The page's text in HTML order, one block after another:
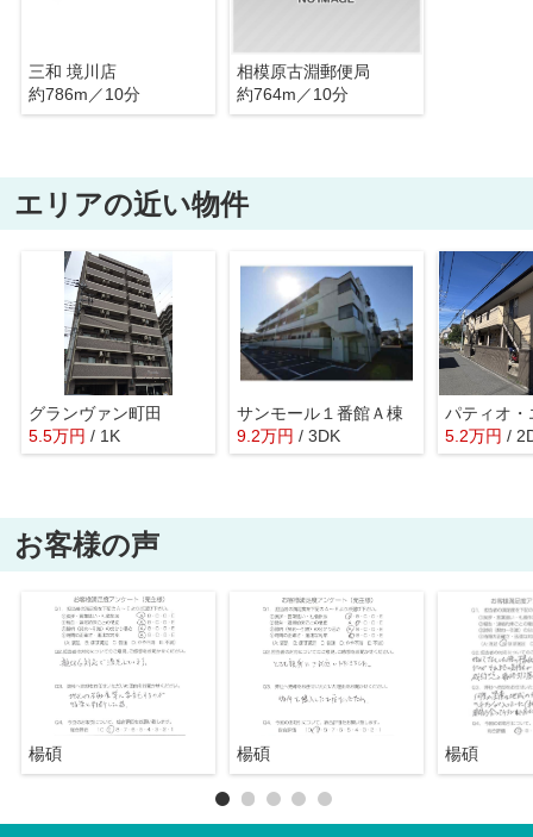
三和 境川店
約786m／10分
相模原古淵郵便局
約764m／10分
エリアの近い物件
グランヴァン町田
5.5万円 / 1K
サンモール１番館Ａ棟
9.2万円 / 3DK
パティオ・
5.2万円 /
お客様の声
楊碩 楊碩 楊碩